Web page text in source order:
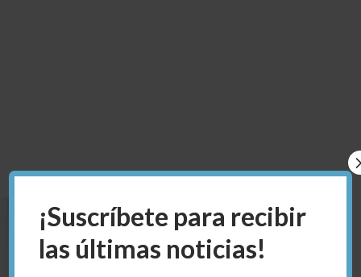
¡Suscríbete para recibir
las últimas noticias!